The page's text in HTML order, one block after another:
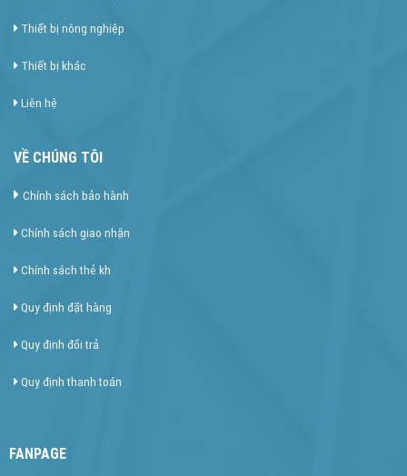
Thiết bị nông nghiệp
Thiết bị khác
Liên hệ
VỀ CHÚNG TÔI
Chính sách bảo hành
Chính sách giao nhận
Chính sách thẻ kh
Quy định đặt hàng
Quy định đổi trả
Quy định thanh toán
FANPAGE